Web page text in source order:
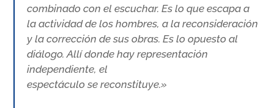
combinado con el escuchar. Es lo que escapa a
la actividad de los hombres, a la reconsideración
y la corrección de sus obras. Es lo opuesto al
diálogo. Allí donde hay representación
independiente, el
espectáculo se reconstituye.»